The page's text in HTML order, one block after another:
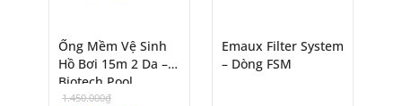
Ống Mềm Vệ Sinh
Hồ Bơi 15m 2 Da –
Biotech Pool
1.450.000₫
Emaux Filter System
– Dòng FSM